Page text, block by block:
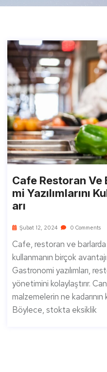
Cafe Restoran Ve
Mi Yazılımlarını
Arı
Şubat 12, 2024 0 Comments
Cafe, restoran ve barlarda
kullanmanın birçok
Gastronomi yazılımları,
yönetimini kolaylaştırır.
malzemelerin ne kadarının
Böylece, stokta eksiklik